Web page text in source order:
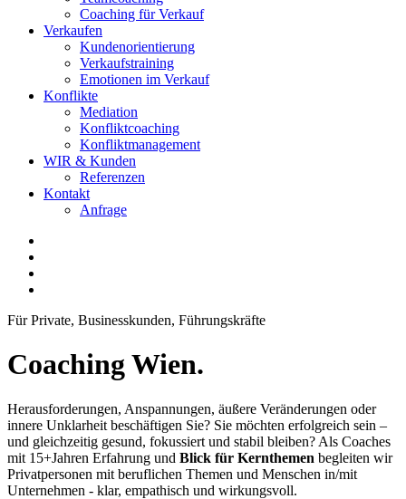
Coaching für Verkauf
Verkaufen
Kundenorientierung
Verkaufstraining
Emotionen im Verkauf
Konflikte
Mediation
Konfliktcoaching
Konfliktmanagement
WIR & Kunden
Referenzen
Kontakt
Anfrage
Für Private, Businesskunden, Führungskräfte
Coaching Wien.
Herausforderungen, Anspannungen, äußere Veränderungen oder
innere Unklarheit beschäftigen Sie? Sie möchten erfolgreich sein –
und gleichzeitig gesund, fokussiert und stabil bleiben? Als Coaches
mit 15+Jahren Erfahrung und Blick für Kernthemen begleiten wir
Privatpersonen mit beruflichen Themen und Menschen in/mit
Unternehmen - klar, empathisch und wirkungsvoll.